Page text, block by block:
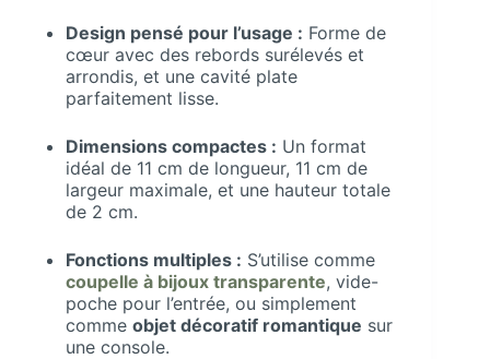
Design pensé pour l’usage : Forme de
cœur avec des rebords surélevés et
arrondis, et une cavité plate
parfaitement lisse.
Dimensions compactes : Un format
idéal de 11 cm de longueur, 11 cm de
largeur maximale, et une hauteur totale
de 2 cm.
Fonctions multiples : S’utilise comme
coupelle à bijoux transparente, vide-
poche pour l’entrée, ou simplement
comme objet décoratif romantique sur
une console.